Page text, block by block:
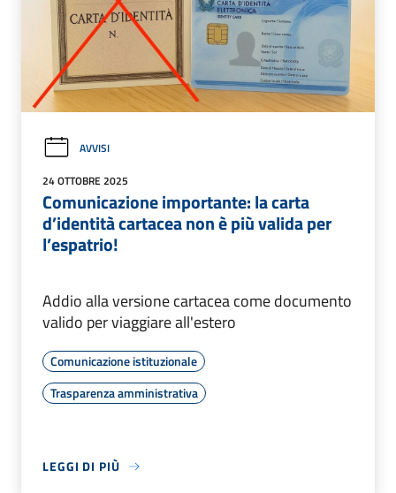
AVVISI
24 OTTOBRE 2025
Comunicazione importante: la carta
d’identità cartacea non è più valida per
l’espatrio!
Addio alla versione cartacea come documento
valido per viaggiare all'estero
Comunicazione istituzionale
Trasparenza amministrativa
LEGGI DI PIÙ